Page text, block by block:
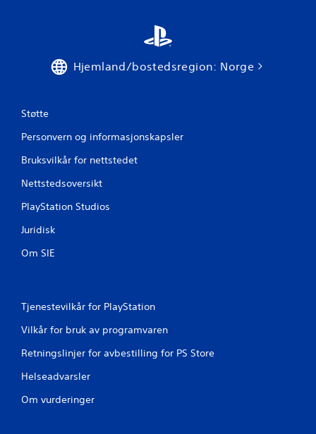
Hjemland/bostedsregion: Norge
Støtte
Personvern og informasjonskapsler
Bruksvilkår for nettstedet
Nettstedsoversikt
PlayStation Studios
Juridisk
Om SIE
Tjenestevilkår for PlayStation
Vilkår for bruk av programvaren
Retningslinjer for avbestilling for PS Store
Helseadvarsler
Om vurderinger